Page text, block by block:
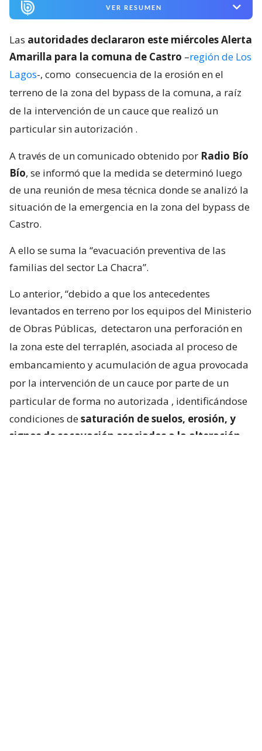
VER RESUMEN
Las autoridades declararon este miércoles Alerta
Amarilla para la comuna de Castro –región de Los
Lagos-, como consecuencia de la erosión en el
terreno de la zona del bypass de la comuna, a raíz
de la intervención de un cauce que realizó un
particular sin autorización .
A través de un comunicado obtenido por Radio Bío
Bío, se informó que la medida se determinó luego
de una reunión de mesa técnica donde se analizó la
situación de la emergencia en la zona del bypass de
Castro.
A ello se suma la “evacuación preventiva de las
familias del sector La Chacra”.
Lo anterior, “debido a que los antecedentes
levantados en terreno por los equipos del Ministerio
de Obras Públicas, detectaron una perforación en
la zona este del terraplén, asociada al proceso de
embancamiento y acumulación de agua provocada
por la intervención de un cauce por parte de un
particular de forma no autorizada , identificándose
condiciones desaturación de suelos, erosión, y
signos de socavación asociados a la alteración